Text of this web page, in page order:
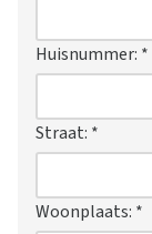
Huisnummer: *
Straat: *
Woonplaats: *